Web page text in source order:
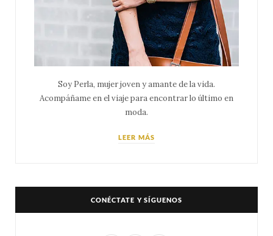
Soy Perla, mujer joven y amante de la vida.
Acompáñame en el viaje para encontrar lo último en
moda.
LEER MÁS
CONÉCTATE Y SÍGUENOS